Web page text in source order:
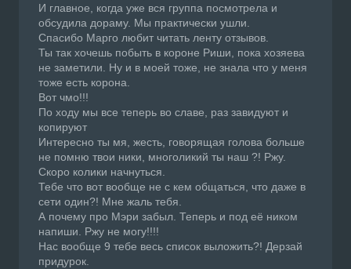
И главное, когда уже вся группа посмотрела и
обсудила дораму. Мы практически ушли.
Спасибо Марго любит читать ленту отзывов.
Ты так хочешь побыть в короне Риши, пока хозяева
не заметили. Ну и в моей тоже, не знала что у меня
тоже есть корона.
Вот чмо!!!
По ходу мы все теперь во славе, раз завидуют и
копируют
Интересно ты мя, жесть, говорящая голова больше
не помню твои ники, многоликий ты наш ?! Ржу.
Скоро колики начнуться.
Тебе что вот вообще не с кем общаться, что даже в
сети один?! Мне жаль тебя.
А почему про Мэри забыл. Теперь и под её ником
напиши. Ржу не могу!!!!
Нас вообще 9 тебе весь список выложить?! Дерзай
придурок.